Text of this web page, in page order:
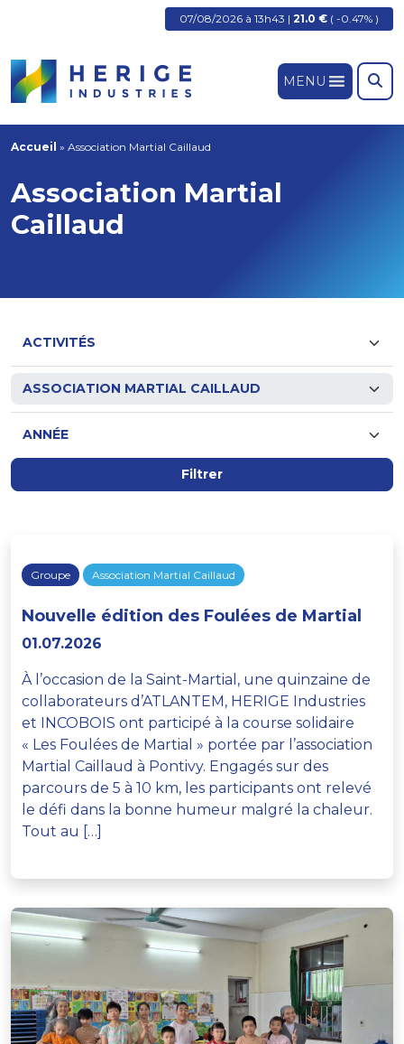
07/08/2026 à 13h43 | 21.0 € ( -0.47% )
MENU
Accueil » Association Martial Caillaud
Association Martial
Caillaud
Filtrer
Groupe Association Martial Caillaud
Nouvelle édition des Foulées de Martial
01.07.2026
À l’occasion de la Saint-Martial, une quinzaine de
collaborateurs d’ATLANTEM, HERIGE Industries
et INCOBOIS ont participé à la course solidaire
« Les Foulées de Martial » portée par l’association
Martial Caillaud à Pontivy. Engagés sur des
parcours de 5 à 10 km, les participants ont relevé
le défi dans la bonne humeur malgré la chaleur.
Tout au […]